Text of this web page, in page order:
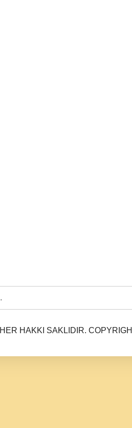
HER HAKKI SAKLIDIR.